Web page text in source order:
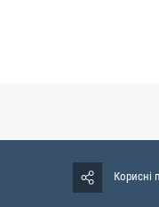
Корисні